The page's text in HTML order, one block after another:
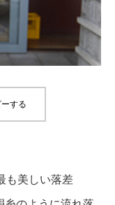
する
も美しい落差